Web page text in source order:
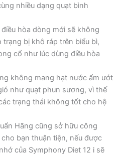
nhiều dạng quạt bình
hòa dòng mới sẽ không
trạng bị khô ráp trên biểu bì,
cổ như lúc dùng điều hòa
không mang hạt nước ẩm ướt
như quạt phun sương, vì thế
trạng thái không tốt cho hệ
Hãng cũng sở hữu công
bạn thuận tiện, nếu được
của Symphony Diet 12 i sẽ